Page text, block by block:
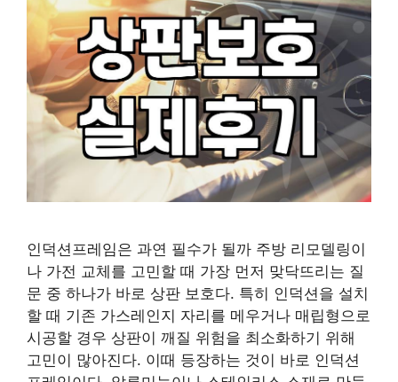
인덕션프레임은 과연 필수가 될까 주방 리모델링이
나 가전 교체를 고민할 때 가장 먼저 맞닥뜨리는 질
문 중 하나가 바로 상판 보호다. 특히 인덕션을 설치
할 때 기존 가스레인지 자리를 메우거나 매립형으로
시공할 경우 상판이 깨질 위험을 최소화하기 위해
고민이 많아진다. 이때 등장하는 것이 바로 인덕션